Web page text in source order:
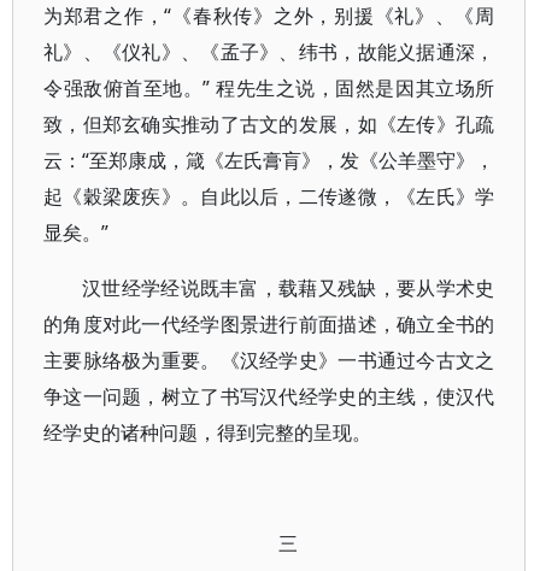
为郑君之作，“《春秋传》之外，别援《礼》、《周
礼》、《仪礼》、《孟子》、纬书，故能义据通深，
令强敌俯首至地。” 程先生之说，固然是因其立场所
致，但郑玄确实推动了古文的发展，如《左传》孔疏
云：“至郑康成，箴《左氏膏肓》，发《公羊墨守》，
起《穀梁废疾》。自此以后，二传遂微，《左氏》学
显矣。”
汉世经学经说既丰富，载藉又残缺，要从学术史
的角度对此一代经学图景进行前面描述，确立全书的
主要脉络极为重要。《汉经学史》一书通过今古文之
争这一问题，树立了书写汉代经学史的主线，使汉代
经学史的诸种问题，得到完整的呈现。
三